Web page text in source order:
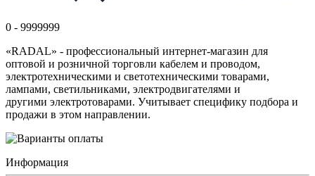
0 - 9999999
«RADAL» - профессиональный интернет-магазин для
оптовой и розничной торговли кабелем и проводом,
электротехническими и светотехническими товарами,
лампами, светильниками, электродвигателями и
другими электротоварами. Учитывает специфику подбора и
продажи в этом направлении.
Информация